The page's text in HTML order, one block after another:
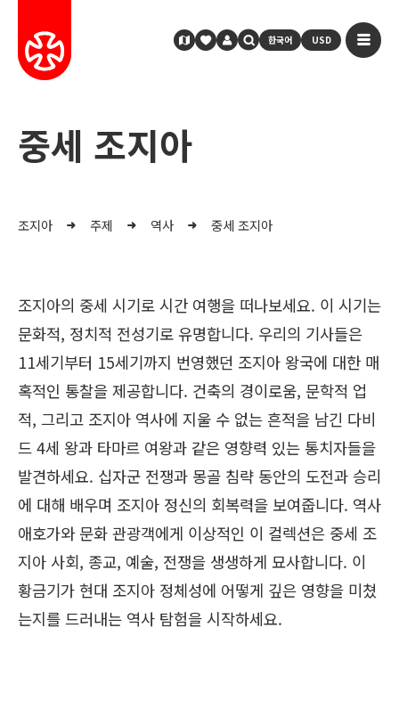
한국어 USD
중세 조지아
조지아 주제 역사 중세 조지아
조지아의 중세 시기로 시간 여행을 떠나보세요. 이 시기는
문화적, 정치적 전성기로 유명합니다. 우리의 기사들은
11세기부터 15세기까지 번영했던 조지아 왕국에 대한 매
혹적인 통찰을 제공합니다. 건축의 경이로움, 문학적 업
적, 그리고 조지아 역사에 지울 수 없는 흔적을 남긴 다비
드 4세 왕과 타마르 여왕과 같은 영향력 있는 통치자들을
발견하세요. 십자군 전쟁과 몽골 침략 동안의 도전과 승리
에 대해 배우며 조지아 정신의 회복력을 보여줍니다. 역사
애호가와 문화 관광객에게 이상적인 이 컬렉션은 중세 조
지아 사회, 종교, 예술, 전쟁을 생생하게 묘사합니다. 이
황금기가 현대 조지아 정체성에 어떻게 깊은 영향을 미쳤
는지를 드러내는 역사 탐험을 시작하세요.